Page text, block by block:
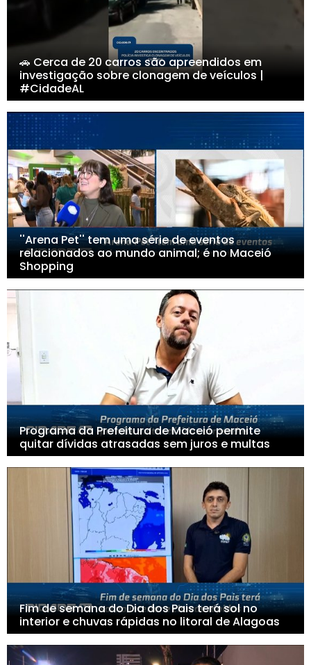
🚗 Cerca de 20 carros são apreendidos em
investigação sobre clonagem de veículos |
#CidadeAL
''Arena Pet'' tem uma série de eventos
relacionados ao mundo animal; é no Maceió
Shopping
Programa da Prefeitura de Maceió permite
quitar dívidas atrasadas sem juros e multas
Fim de semana do Dia dos Pais terá sol no
interior e chuvas rápidas no litoral de Alagoas